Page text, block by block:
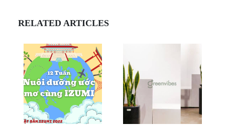
RELATED ARTICLES